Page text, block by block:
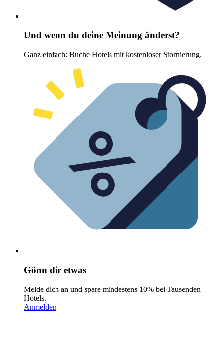
Und wenn du deine Meinung änderst?
Ganz einfach: Buche Hotels mit kostenloser Stornierung.
Gönn dir etwas
Melde dich an und spare mindestens 10% bei Tausenden
Hotels.
Anmelden